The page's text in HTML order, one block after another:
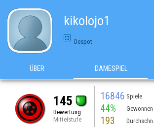
kikolojo1
Despot
ÜBER DAMESPIEL
145
Bewertung
Mittelstufe
16846 Spiele
44% Gewonnen
193